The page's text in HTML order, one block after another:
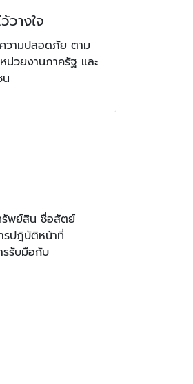
วางใจ
ความปลอดภัย ตาม
น่วยงานภาครัฐ และ
น
รัพย์สิน ซื่อสัตย์
รปฎิบัติหน้าที่
รรับมือกับ